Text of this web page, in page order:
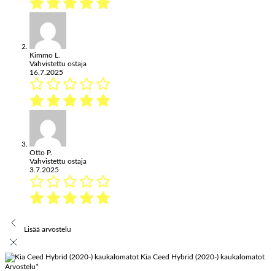
Kimmo L.
Vahvistettu ostaja
16.7.2025
Otto P.
Vahvistettu ostaja
3.7.2025
Lisää arvostelu
Kia Ceed Hybrid (2020-) kaukalomatot
Arvostelu*